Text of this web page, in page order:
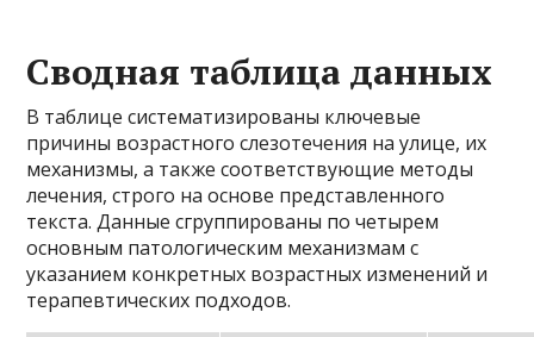
Сводная таблица данных
В таблице систематизированы ключевые
причины возрастного слезотечения на улице, их
механизмы, а также соответствующие методы
лечения, строго на основе представленного
текста. Данные сгруппированы по четырем
основным патологическим механизмам с
указанием конкретных возрастных изменений и
терапевтических подходов.